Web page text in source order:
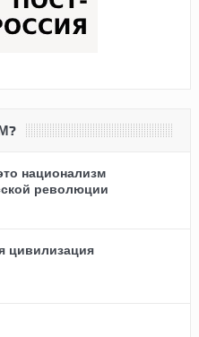
национализм
революции
цивилизация